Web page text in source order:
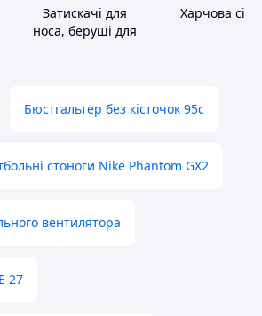
Затискачі для
носа, беруші для
Харчова сіль
Бюстгальтер без кісточок 95с
стоноги Nike Phantom GX2
вентилятора
27